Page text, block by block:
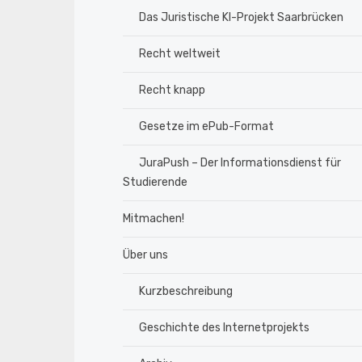
Das Juristische KI-Projekt Saarbrücken
Recht weltweit
Recht knapp
Gesetze im ePub-Format
JuraPush – Der Informationsdienst für
Studierende
Mitmachen!
Über uns
Kurzbeschreibung
Geschichte des Internetprojekts